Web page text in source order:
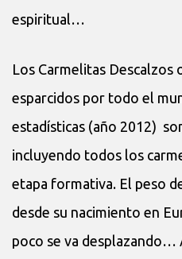
espiritual…
Los Carmelitas Descalzos
esparcidos por todo el
estadísticas (año 2012)
incluyendo todos los
etapa formativa. El peso
desde su nacimiento en
poco se va desplazando…